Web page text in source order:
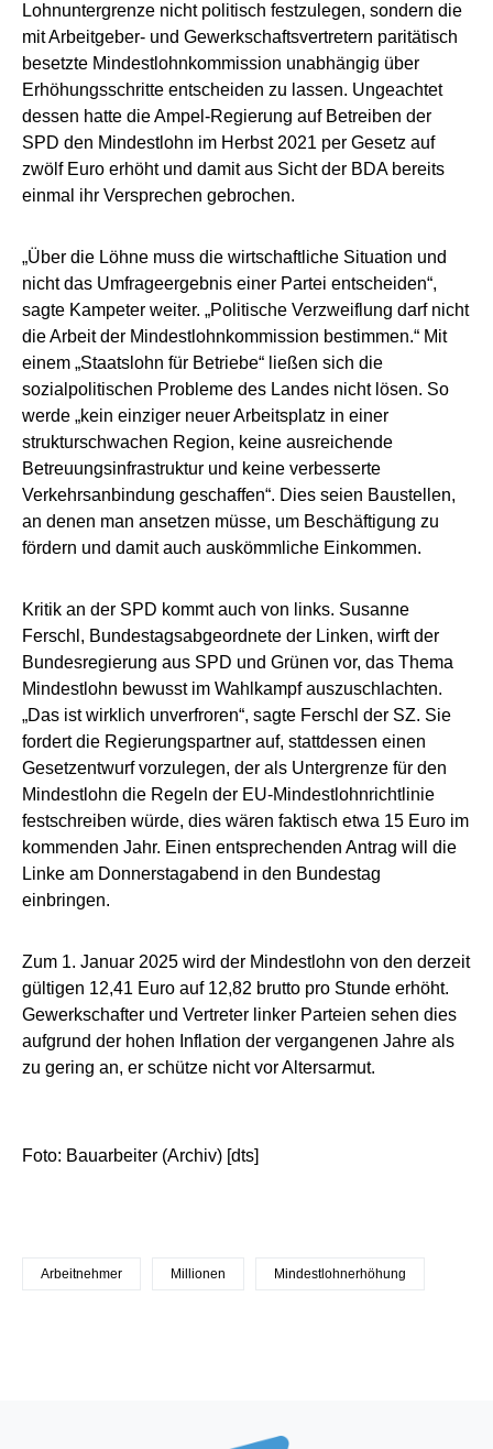
Lohnuntergrenze nicht politisch festzulegen, sondern die
mit Arbeitgeber- und Gewerkschaftsvertretern paritätisch
besetzte Mindestlohnkommission unabhängig über
Erhöhungsschritte entscheiden zu lassen. Ungeachtet
dessen hatte die Ampel-Regierung auf Betreiben der
SPD den Mindestlohn im Herbst 2021 per Gesetz auf
zwölf Euro erhöht und damit aus Sicht der BDA bereits
einmal ihr Versprechen gebrochen.
„Über die Löhne muss die wirtschaftliche Situation und
nicht das Umfrageergebnis einer Partei entscheiden“,
sagte Kampeter weiter. „Politische Verzweiflung darf nicht
die Arbeit der Mindestlohnkommission bestimmen.“ Mit
einem „Staatslohn für Betriebe“ ließen sich die
sozialpolitischen Probleme des Landes nicht lösen. So
werde „kein einziger neuer Arbeitsplatz in einer
strukturschwachen Region, keine ausreichende
Betreuungsinfrastruktur und keine verbesserte
Verkehrsanbindung geschaffen“. Dies seien Baustellen,
an denen man ansetzen müsse, um Beschäftigung zu
fördern und damit auch auskömmliche Einkommen.
Kritik an der SPD kommt auch von links. Susanne
Ferschl, Bundestagsabgeordnete der Linken, wirft der
Bundesregierung aus SPD und Grünen vor, das Thema
Mindestlohn bewusst im Wahlkampf auszuschlachten.
„Das ist wirklich unverfroren“, sagte Ferschl der SZ. Sie
fordert die Regierungspartner auf, stattdessen einen
Gesetzentwurf vorzulegen, der als Untergrenze für den
Mindestlohn die Regeln der EU-Mindestlohnrichtlinie
festschreiben würde, dies wären faktisch etwa 15 Euro im
kommenden Jahr. Einen entsprechenden Antrag will die
Linke am Donnerstagabend in den Bundestag
einbringen.
Zum 1. Januar 2025 wird der Mindestlohn von den derzeit
gültigen 12,41 Euro auf 12,82 brutto pro Stunde erhöht.
Gewerkschafter und Vertreter linker Parteien sehen dies
aufgrund der hohen Inflation der vergangenen Jahre als
zu gering an, er schütze nicht vor Altersarmut.
Foto: Bauarbeiter (Archiv) [dts]
Arbeitnehmer Millionen Mindestlohnerhöhung